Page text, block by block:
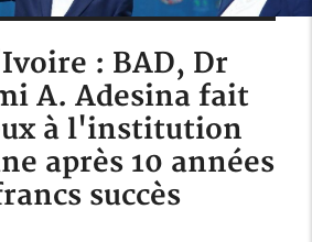
: BAD, Dr
A. Adesina fait
à l'institution
après 10 années
succès